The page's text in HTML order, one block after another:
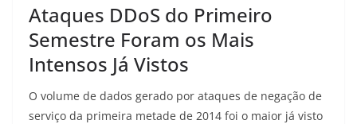
Ataques DDoS do Primeiro
Semestre Foram os Mais
Intensos Já Vistos
O volume de dados gerado por ataques de negação de
serviço da primeira metade de 2014 foi o maior já visto